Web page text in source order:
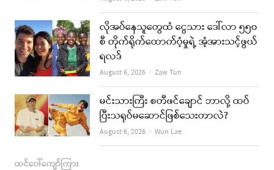
k
a
m
e
လိုအပ်နေသူတွေထံ ငွေသား ဒေါ်လာ ၅၅၀
စီ တိုက်ရိုက်ထောက်ပံ့မှုရဲ့ အံ့အားသင့်ဖွယ်
ရလဒ်
August 6, 2026 Author
Zaw Tun
မင်းသားကြီး စတီဖင်ချောင် ဘာလို့ ထပ်
ပြီးသရုပ်မဆောင်ဖြစ်သေးတာလဲ?
August 6, 2026 Author
Wun Lae
ထင်ပေါ်ကျော်ကြား